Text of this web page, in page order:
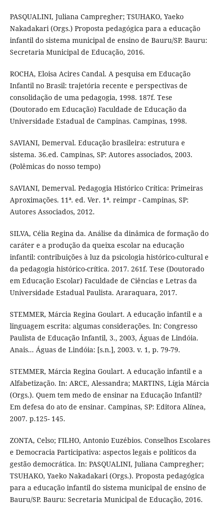
PASQUALINI, Juliana Campregher; TSUHAKO, Yaeko
Nakadakari (Orgs.) Proposta pedagógica para a educação
infantil do sistema municipal de ensino de Bauru/SP. Bauru:
Secretaria Municipal de Educação, 2016.
ROCHA, Eloisa Acires Candal. A pesquisa em Educação
Infantil no Brasil: trajetória recente e perspectivas de
consolidação de uma pedagogia, 1998. 187f. Tese
(Doutorado em Educação) Faculdade de Educação da
Universidade Estadual de Campinas. Campinas, 1998.
SAVIANI, Demerval. Educação brasileira: estrutura e
sistema. 36.ed. Campinas, SP: Autores associados, 2003.
(Polêmicas do nosso tempo)
SAVIANI, Demerval. Pedagogia Histórico Crítica: Primeiras
Aproximações. 11ª. ed. Ver. 1ª. reimpr - Campinas, SP:
Autores Associados, 2012.
SILVA, Célia Regina da. Análise da dinâmica de formação do
caráter e a produção da queixa escolar na educação
infantil: contribuições à luz da psicologia histórico-cultural e
da pedagogia histórico-crítica. 2017. 261f. Tese (Doutorado
em Educação Escolar) Faculdade de Ciências e Letras da
Universidade Estadual Paulista. Araraquara, 2017.
STEMMER, Márcia Regina Goulart. A educação infantil e a
linguagem escrita: algumas considerações. In: Congresso
Paulista de Educação Infantil, 3., 2003, Águas de Lindóia.
Anais... Águas de Lindóia: [s.n.], 2003. v. 1, p. 79-79.
STEMMER, Márcia Regina Goulart. A educação infantil e a
Alfabetização. In: ARCE, Alessandra; MARTINS, Lígia Márcia
(Orgs.). Quem tem medo de ensinar na Educação Infantil?
Em defesa do ato de ensinar. Campinas, SP: Editora Alínea,
2007. p.125- 145.
ZONTA, Celso; FILHO, Antonio Euzébios. Conselhos Escolares
e Democracia Participativa: aspectos legais e políticos da
gestão democrática. In: PASQUALINI, Juliana Campregher;
TSUHAKO, Yaeko Nakadakari (Orgs.). Proposta pedagógica
para a educação infantil do sistema municipal de ensino de
Bauru/SP. Bauru: Secretaria Municipal de Educação, 2016.